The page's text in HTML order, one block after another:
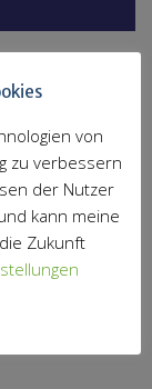
von
zu verbessern
der Nutzer
kann meine
Zukunft